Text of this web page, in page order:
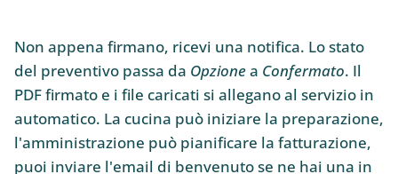
Non appena firmano, ricevi una notifica. Lo stato
del preventivo passa da Opzionea Confermato. Il
PDF firmato e i file caricati si allegano al servizio in
automatico. La cucina può iniziare la preparazione,
l'amministrazione può pianificare la fatturazione,
puoi inviare l'email di benvenuto se ne hai una in